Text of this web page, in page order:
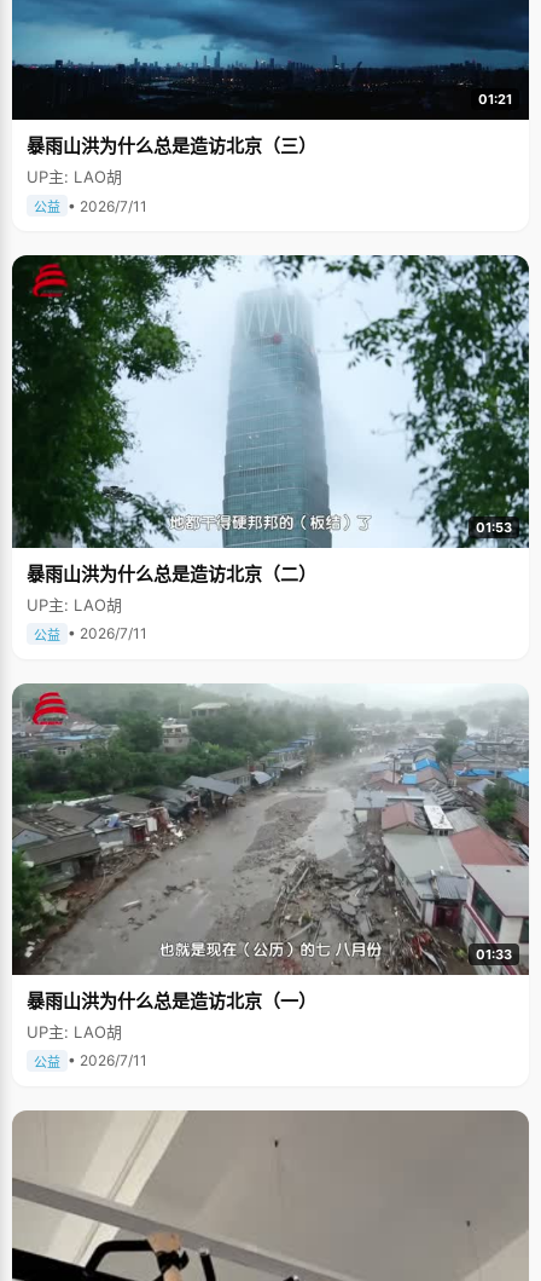
01:21
暴雨山洪为什么总是造访北京（三）
UP主: LAO胡
公益 • 2026/7/11
01:53
暴雨山洪为什么总是造访北京（二）
UP主: LAO胡
公益 • 2026/7/11
01:33
暴雨山洪为什么总是造访北京（一）
UP主: LAO胡
公益 • 2026/7/11